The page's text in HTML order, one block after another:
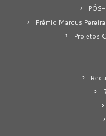
Prêmio Marcus
Projetos